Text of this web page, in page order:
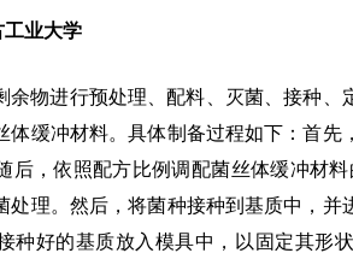
工业大学
余物进行预处理、配料、灭菌、接种、
体缓冲材料。具体制备过程如下：首先
后，依照配方比例调配菌丝体缓冲材
处理。然后，将菌种接种到基质中，
种好的基质放入模具中，以固定其形